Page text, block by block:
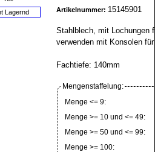
Lagernd Artikelnummer: 15145901
Stahlblech, mit Lochungen
verwenden mit Konsolen
Fachtiefe: 140mm
Mengenstaffelung:
Menge <= 9:
Menge >= 10 und <= 49:
Menge >= 50 und <= 99:
Menge >= 100: